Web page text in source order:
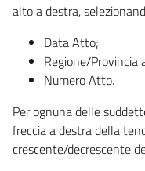
alto a destra,
Data Atto;
Regione/
Numero Atto.
Per ognuna delle
freccia a destra della
crescente/decrescente